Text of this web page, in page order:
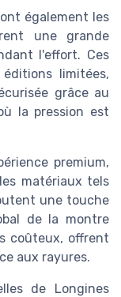
également les
une grande
l'effort. Ces
limitées,
grâce au
la pression est
premium,
matériaux tels
une touche
de la montre
coûteux, offrent
aux rayures.
de Longines